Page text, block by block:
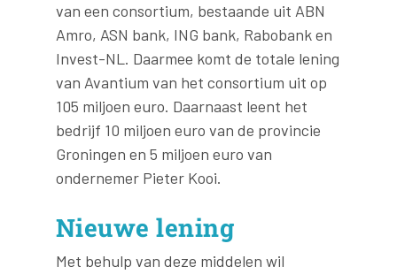
van een consortium, bestaande uit ABN
Amro, ASN bank, ING bank, Rabobank en
Invest-NL. Daarmee komt de totale lening
van Avantium van het consortium uit op
105 miljoen euro. Daarnaast leent het
bedrijf 10 miljoen euro van de provincie
Groningen en 5 miljoen euro van
ondernemer Pieter Kooi.
Nieuwe lening
Met behulp van deze middelen wil